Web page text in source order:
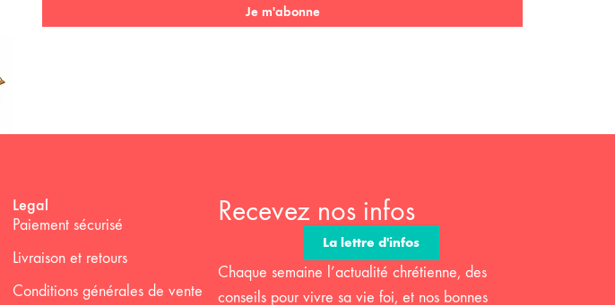
Je m'abonne
Legal
Paiement sécurisé
Livraison et retours
Conditions générales de vente
Recevez nos infos
La lettre d'infos
Chaque semaine l’actualité chrétienne, des
conseils pour vivre sa vie foi, et nos bonnes